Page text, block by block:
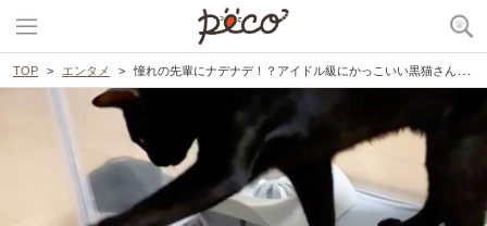
TOP エンタメ 憧れの先輩にナデナデ！？アイドル級にかっこいい黒猫さん。ファンの子猫達の反応が激かわ♡